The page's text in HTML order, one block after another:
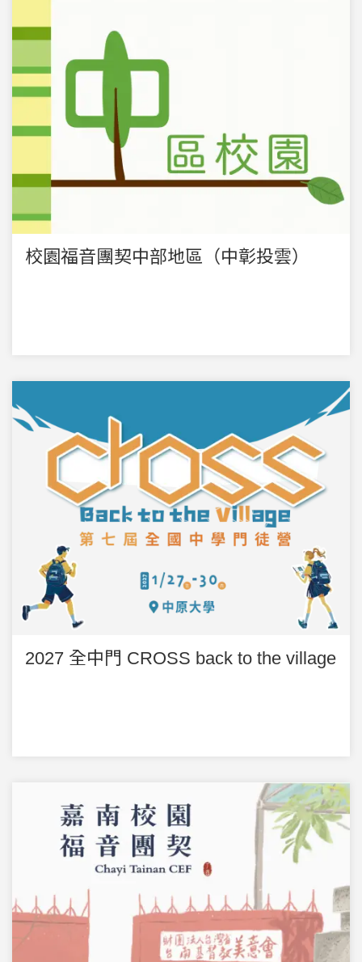
校園福音團契中部地區（中彰投雲）
2027 全中門 CROSS back to the village